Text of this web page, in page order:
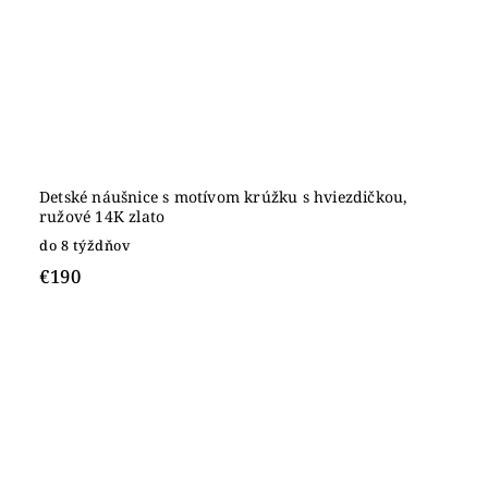
Detské náušnice s motívom krúžku s hviezdičkou,
ružové 14K zlato
do 8 týždňov
€190